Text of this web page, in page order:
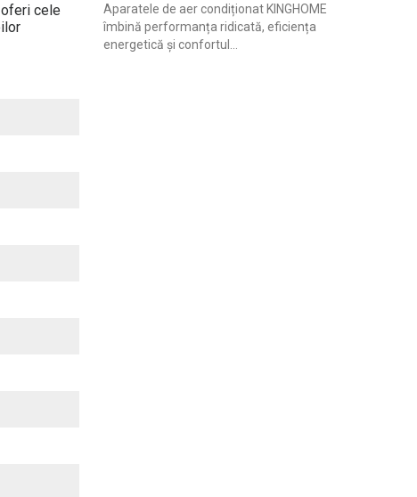
oferi cele
Aparatele de aer condiționat KINGHOME
îmbină performanța ridicată, eficiența
energetică și confortul...